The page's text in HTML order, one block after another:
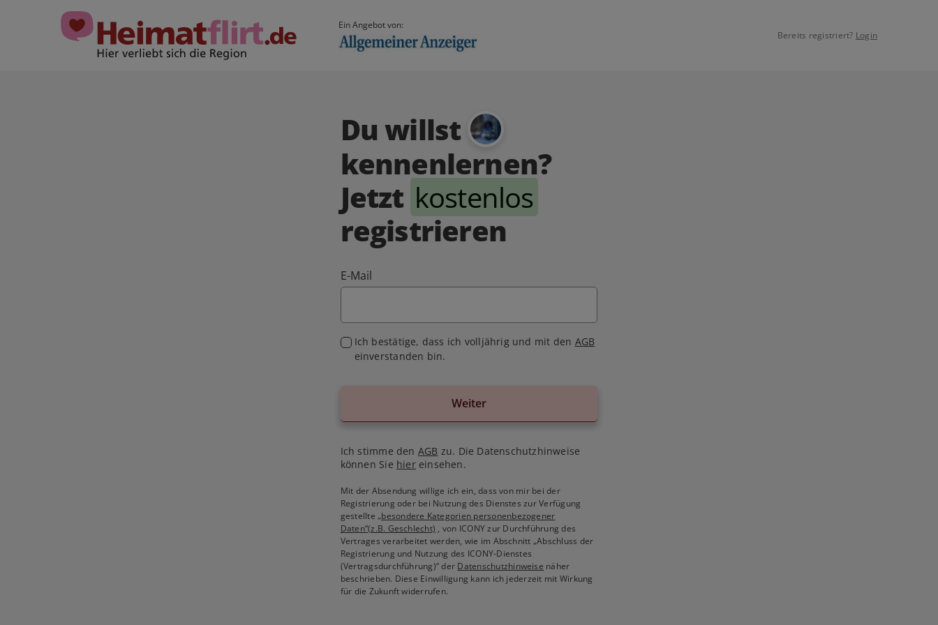
Ein Angebot von:
Bereits registriert? Login
Du willst
kennenlernen?
Jetzt kostenlos
registrieren
E-Mail
Ich bestätige, dass ich volljährig und mit den AGB
einverstanden bin.
Weiter
Ich stimme den AGB zu. Die Datenschutzhinweise
können Sie hiereinsehen.
Mit der Absendung willige ich ein, dass von mir bei der
Registrierung oder bei Nutzung des Dienstes zur Verfügung
gestellte„besondere Kategorien personenbezogener
Daten“(z.B. Geschlecht) , von ICONY zur Durchführung des
Vertrages verarbeitet werden, wie im Abschnitt „Abschluss der
Registrierung und Nutzung des ICONY-Dienstes
(Vertragsdurchführung)“ der Datenschutzhinweise näher
beschrieben. Diese Einwilligung kann ich jederzeit mit Wirkung
für die Zukunft widerrufen.